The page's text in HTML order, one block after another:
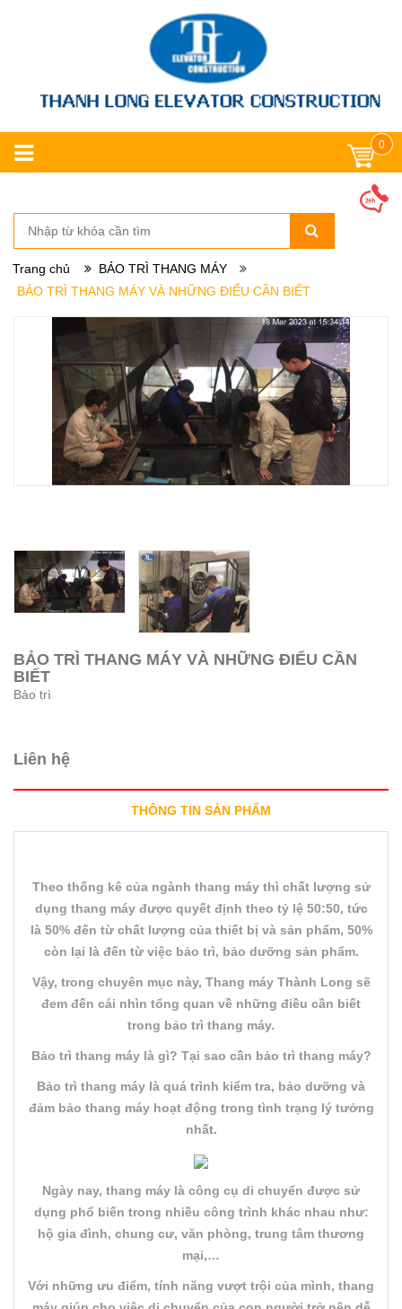
0
Trang chủ
BẢO TRÌ THANG MÁY
BẢO TRÌ THANG MÁY VÀ NHỮNG ĐIỂU CẦN BIẾT
BẢO TRÌ THANG MÁY VÀ NHỮNG ĐIỂU CẦN
BIẾT
Bảo trì
Liên hệ
THÔNG TIN SẢN PHẨM
Theo thống kê của ngành thang máy thì chất lượng sử
dụng thang máy được quyết định theo tỷ lệ 50:50, tức
là 50% đến từ chất lượng của thiết bị và sản phẩm, 50%
còn lại là đến từ việc bảo trì, bảo dưỡng sản phẩm.
Vậy, trong chuyên mục này, Thang máy Thành Long sẽ
đem đến cái nhìn tổng quan về những điều cần biết
trong bảo trì thang máy.
Bảo trì thang máy là gì? Tại sao cần bảo trì thang máy?
Bảo trì thang máy là quá trình kiểm tra, bảo dưỡng và
đảm bảo thang máy hoạt động trong tình trạng lý tưởng
nhất.
Ngày nay, thang máy là công cụ di chuyển được sử
dụng phổ biến trong nhiều công trình khác nhau như:
hộ gia đình, chung cư, văn phòng, trung tâm thương
mại,…
Với những ưu điểm, tính năng vượt trội của mình, thang